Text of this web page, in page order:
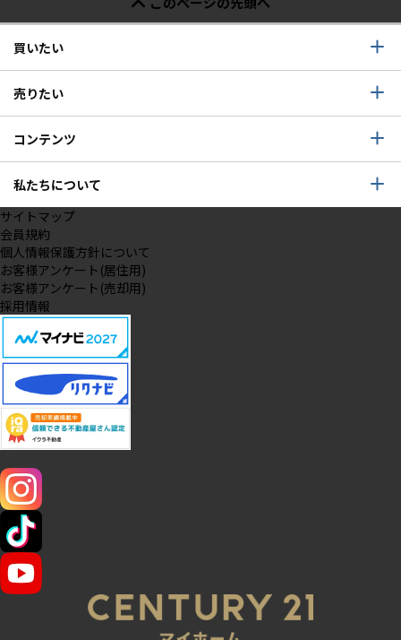
買いたい
売りたい
コンテンツ
私たちについて
サイトマップ
会員規約
個人情報保護方針について
お客様アンケート(居住用)
お客様アンケート(売却用)
採用情報